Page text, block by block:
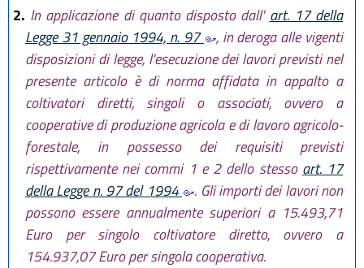
2. In applicazione di quanto disposto dall' art. 17 della
Legge 31 gennaio 1994, n. 97
, in deroga alle vigenti
disposizioni di legge, l'esecuzione dei lavori previsti nel
presente articolo è di norma affidata in appalto a
coltivatori diretti, singoli o associati, ovvero a
cooperative di produzione agricola e di lavoro agricolo-
forestale, in possesso dei requisiti previsti
rispettivamente nei commi 1 e 2 dello stesso art. 17
della Legge n. 97 del 1994
. Gli importi dei lavori non
possono essere annualmente superiori a 15.493,71
Euro per singolo coltivatore diretto, ovvero a
154.937,07 Euro per singola cooperativa.